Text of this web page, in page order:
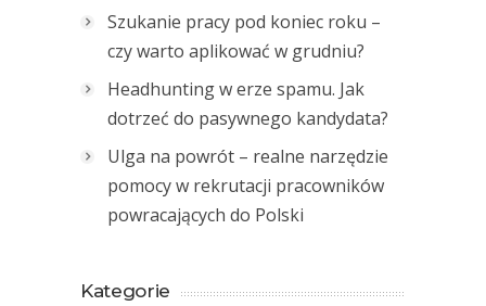
Szukanie pracy pod koniec roku –
czy warto aplikować w grudniu?
Headhunting w erze spamu. Jak
dotrzeć do pasywnego kandydata?
Ulga na powrót – realne narzędzie
pomocy w rekrutacji pracowników
powracających do Polski
Kategorie